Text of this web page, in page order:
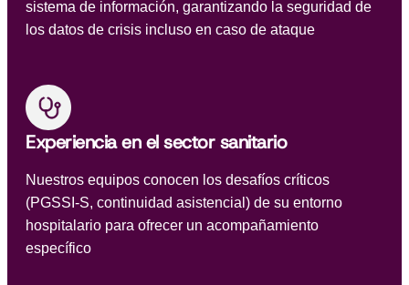
sistema de información, garantizando la seguridad de
los datos de crisis incluso en caso de ataque
Experiencia en el sector sanitario
Nuestros equipos conocen los desafíos críticos
(PGSSI-S, continuidad asistencial) de su entorno
hospitalario para ofrecer un acompañamiento
específico